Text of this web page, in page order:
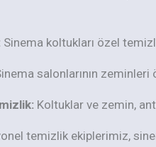
Sinema koltukları özel
salonlarının
Koltuklar ve zemin,
temizlik ekiplerimiz,